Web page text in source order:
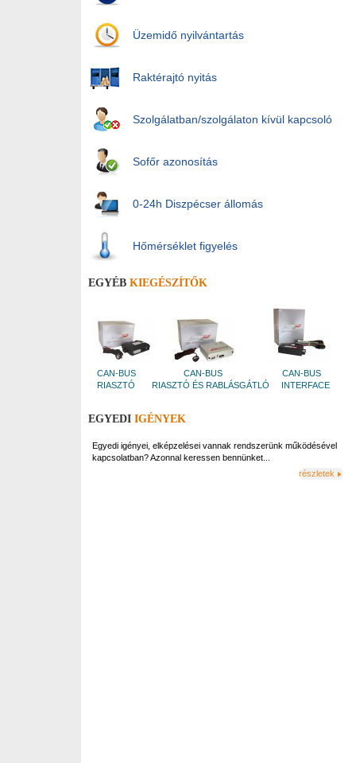
Üzemidő nyilvántartás
Raktérajtó nyitás
Szolgálatban/szolgálaton kívül kapcsoló
Sofőr azonosítás
0-24h Diszpécser állomás
Hőmérséklet figyelés
EGYÉBKIEGÉSZÍTŐK
CAN-BUS CAN-BUS
CAN-BUS
RIASZTÓ
RIASZTÓ ÉS RABLÁSGÁTLÓ INTERFACE
EGYEDIIGÉNYEK
Egyedi igényei, elképzelései vannak rendszerünk működésével
kapcsolatban? Azonnal keressen bennünket...
részletek